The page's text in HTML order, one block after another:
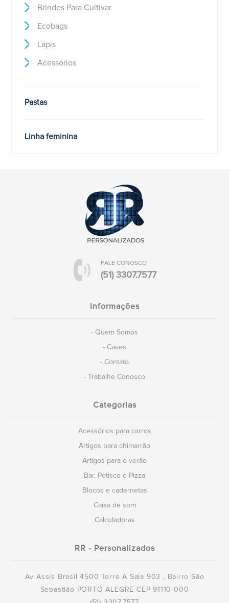
Brindes Para Cultivar
Ecobags
Lápis
Acessórios
Pastas
Linha feminina
FALE CONOSCO
(51) 3307.7577
Informações
- Quem Somos
- Cases
- Contato
- Trabalhe Conosco
Categorias
Acessórios para carros
Artigos para chimarrão
Artigos para o verão
Bar, Petisco e Pizza
Blocos e cadernetas
Caixa de som
Calculadoras
RR - Personalizados
Av Assis Brasil 4500 Torre A Sala 903 , Bairro São
Sebastião PORTO ALEGRE CEP 91110-000